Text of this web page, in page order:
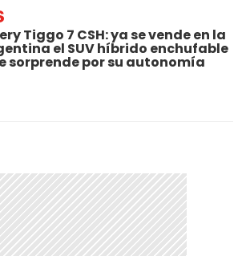
Tiggo 7 CSH: ya se vende en la
el SUV híbrido enchufable
sorprende por su autonomía